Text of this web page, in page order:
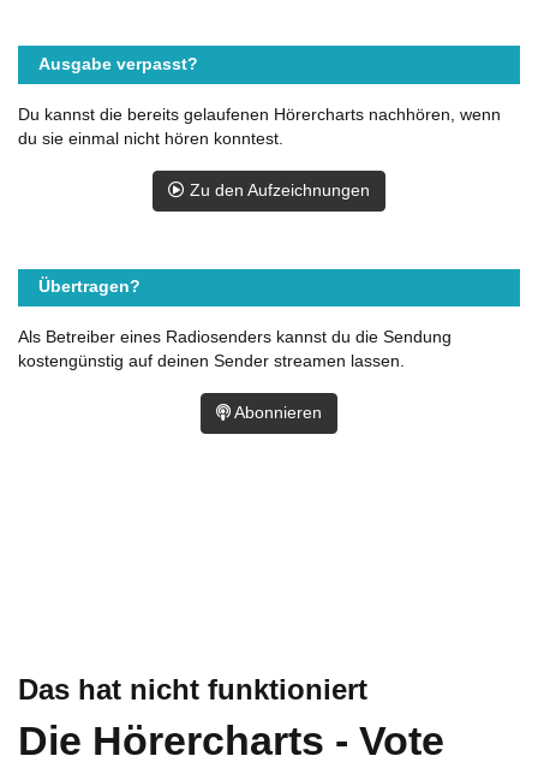
Das hat nicht funktioniert
Die Hörercharts - Vote
Ausgabe verpasst?
Du kannst die bereits gelaufenen Hörercharts nachhören, wenn
du sie einmal nicht hören konntest.
Zu den Aufzeichnungen
Übertragen?
Als Betreiber eines Radiosenders kannst du die Sendung
kostengünstig auf deinen Sender streamen lassen.
Abonnieren